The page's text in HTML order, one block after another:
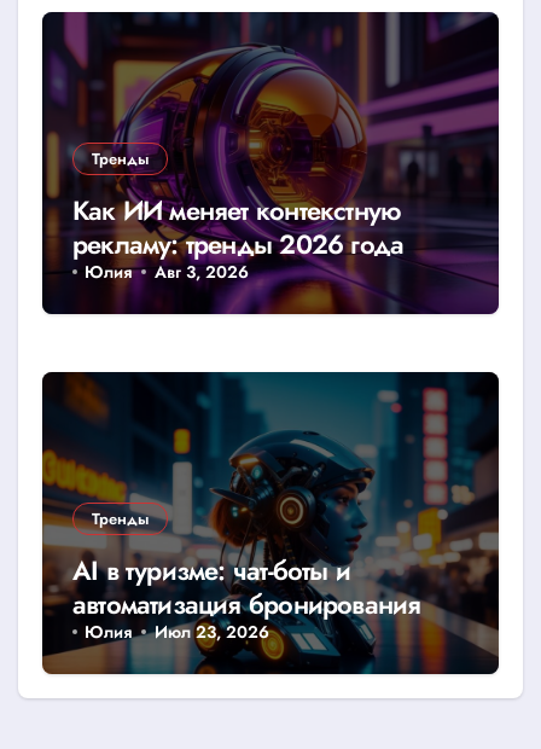
Тренды
Как ИИ меняет контекстную
рекламу: тренды 2026 года
Юлия Авг 3, 2026
Тренды
AI в туризме: чат-боты и
автоматизация бронирования
Юлия Июл 23, 2026